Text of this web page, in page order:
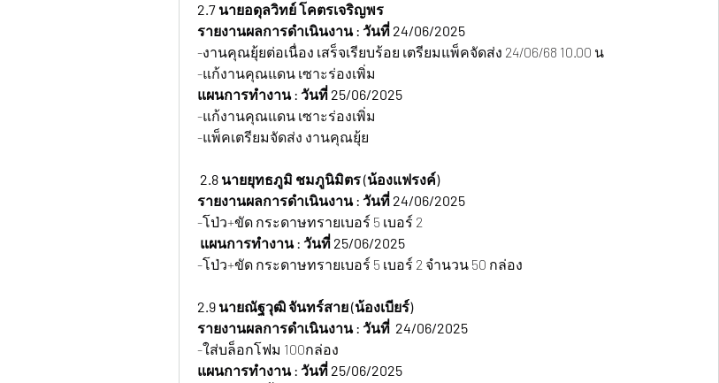
2.7 นายอดุลวิทย์ โคตรเจริญพร
รายงานผลการดำเนินงาน : วันที่ 24/06/2025
-งานคุณยุ้ยต่อเนื่อง เสร็จเรียบร้อย เตรียมแพ็คจัดส่ง 24/06/68 10.00 น
-แก้งานคุณแดน เซาะร่องเพิ่ม
แผนการทำงาน : วันที่ 25/06/2025
-แก้งานคุณแดน เซาะร่องเพิ่ม
-แพ็คเตรียมจัดส่ง งานคุณยุ้ย
2.8 นายยุทธภูมิ ชมภูนิมิตร (น้องแฟรงค์)
รายงานผลการดำเนินงาน : วันที่ 24/06/2025
-โป่ว+ขัด กระดาษทรายเบอร์ 5 เบอร์ 2
แผนการทำงาน : วันที่ 25/06/2025
-โป่ว+ขัด กระดาษทรายเบอร์ 5 เบอร์ 2 จำนวน 50 กล่อง
2.9 นายณัฐวุฒิ จันทร์สาย (น้องเบียร์)
รายงานผลการดำเนินงาน : วันที่  24/06/2025
-ใส่บล็อกโฟม 100กล่อง
แผนการทำงาน : วันที่ 25/06/2025